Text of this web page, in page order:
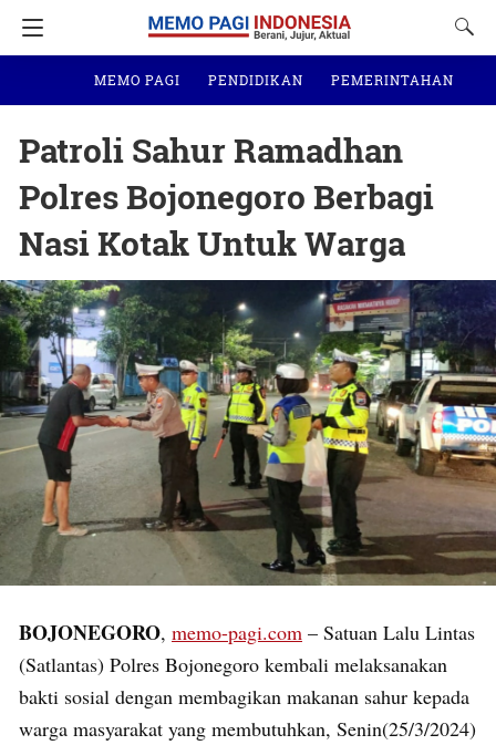
MEMO PAGI PENDIDIKAN PEMERINTAHAN
Patroli Sahur Ramadhan
Polres Bojonegoro Berbagi
Nasi Kotak Untuk Warga
BOJONEGORO, memo-pagi.com – Satuan Lalu Lintas
(Satlantas) Polres Bojonegoro kembali melaksanakan
bakti sosial dengan membagikan makanan sahur kepada
warga masyarakat yang membutuhkan, Senin(25/3/2024)